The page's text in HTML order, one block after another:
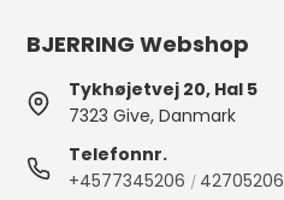
BJERRING Webshop
Tykhøjetvej 20, Hal 5
7323 Give, Danmark
Telefonnr.
+4577345206 / 42705206